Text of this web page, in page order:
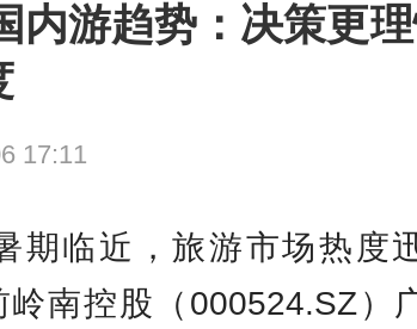
内游趋势：决策更
17:11
期临近，旅游市场热度
南控股（000524.SZ）